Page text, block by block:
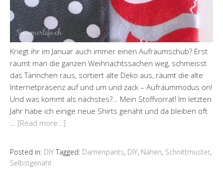
Kriegt ihr im Januar auch immer einen Aufräumschub? Erst
räumt man die ganzen Weihnachtssachen weg, schmeisst
das Tännchen raus, sortiert alte Deko aus, räumt die alte
Internetpräsenz auf und um und zack – Aufräummodus on!
Und was kommt als nächstes?… Mein Stoffvorrat! Im letzten
Jahr habe ich einige neue Shirts genäht und da bleiben oft
[Read more…]
Posted in: DIY Tagged: Damenpants, DIY, Nähen, Schnittmuster,
Selbstgenäht